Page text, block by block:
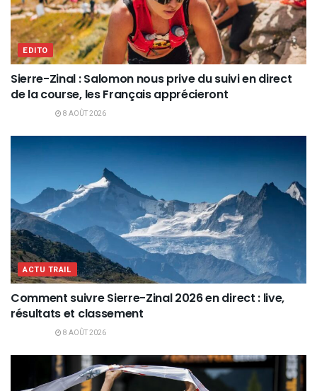
EDITO
Sierre-Zinal : Salomon nous prive du suivi en direct
de la course, les Français apprécieront
8 AOÛT 2026
ACTU TRAIL
Comment suivre Sierre-Zinal 2026 en direct : live,
résultats et classement
8 AOÛT 2026